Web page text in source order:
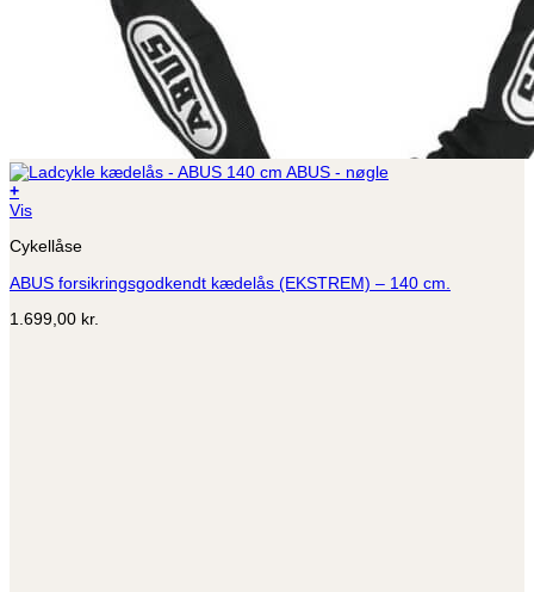
+
Vis
Cykellåse
ABUS forsikringsgodkendt kædelås (EKSTREM) – 140 cm.
1.699,00 kr.